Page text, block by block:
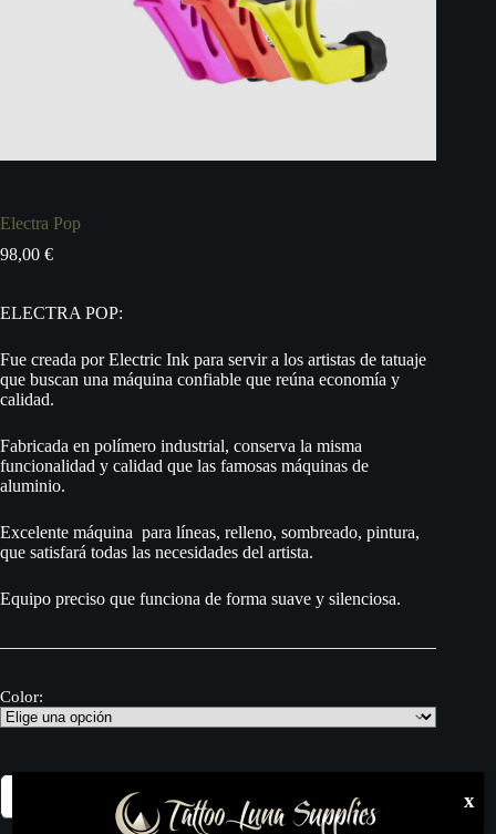
Electra Pop
98,00 €
ELECTRA POP:
Fue creada por Electric Ink para servir a los artistas de tatuaje
que buscan una máquina confiable que reúna economía y
calidad.
Fabricada en polímero industrial, conserva la misma
funcionalidad y calidad que las famosas máquinas de
aluminio.
Excelente máquina para líneas, relleno, sombreado, pintura,
que satisfará todas las necesidades del artista.
Equipo preciso que funciona de forma suave y silenciosa.
Color:
Electra
cantidad
Añadir al carrito x